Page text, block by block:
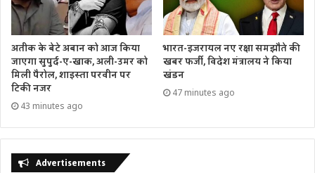
अतीक के बेटे अबान को आज किया
जाएगा सुपुर्द-ए-खाक, अली-उमर को
मिली पैरोल, शाइस्ता परवीन पर
टिकी नजर
43 minutes ago
भारत-इजरायल नए रक्षा समझौते की
खबर फर्जी, विदेश मंत्रालय ने किया
खंडन
47 minutes ago
Advertisements